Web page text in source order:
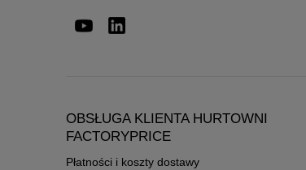
OBSŁUGA KLIENTA HURTOWNI
FACTORYPRICE
Płatności i koszty dostawy